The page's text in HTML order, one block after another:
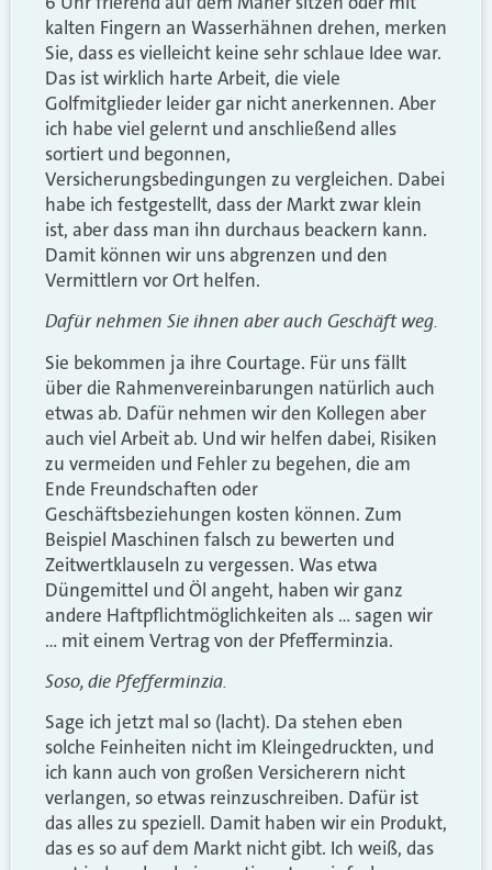
kalten Fingern an Wasserhähnen drehen, merken
Sie, dass es vielleicht keine sehr schlaue Idee war.
Das ist wirklich harte Arbeit, die viele
Golfmitglieder leider gar nicht anerkennen. Aber
ich habe viel gelernt und anschließend alles
sortiert und begonnen,
Versicherungsbedingungen zu vergleichen. Dabei
habe ich festgestellt, dass der Markt zwar klein
ist, aber dass man ihn durchaus beackern kann.
Damit können wir uns abgrenzen und den
Vermittlern vor Ort helfen.
Dafür nehmen Sie ihnen aber auch Geschäft weg.
Sie bekommen ja ihre Courtage. Für uns fällt
über die Rahmenvereinbarungen natürlich auch
etwas ab. Dafür nehmen wir den Kollegen aber
auch viel Arbeit ab. Und wir helfen dabei, Risiken
zu vermeiden und Fehler zu begehen, die am
Ende Freundschaften oder
Geschäftsbeziehungen kosten können. Zum
Beispiel Maschinen falsch zu bewerten und
Zeitwertklauseln zu vergessen. Was etwa
Düngemittel und Öl angeht, haben wir ganz
andere Haftpflichtmöglichkeiten als … sagen wir
… mit einem Vertrag von der Pfefferminzia.
Soso, die Pfefferminzia.
Sage ich jetzt mal so (lacht). Da stehen eben
solche Feinheiten nicht im Kleingedruckten, und
ich kann auch von großen Versicherern nicht
verlangen, so etwas reinzuschreiben. Dafür ist
das alles zu speziell. Damit haben wir ein Produkt,
das es so auf dem Markt nicht gibt. Ich weiß, das